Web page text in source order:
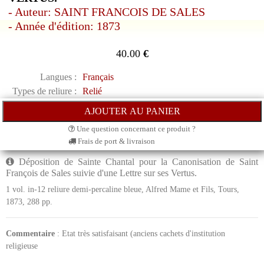
- Auteur: SAINT FRANCOIS DE SALES
- Année d'édition: 1873
40.00€
Langues :
Français
Types de reliure :
Relié
Une question concernant ce produit ?
Frais de port & livraison
Déposition de Sainte Chantal pour la Canonisation de Saint
François de Sales suivie d'une Lettre sur ses Vertus.
1 vol. in-12 reliure demi-percaline bleue, Alfred Mame et Fils, Tours,
1873, 288 pp.
Commentaire : Etat très satisfaisant (anciens cachets d'institution
religieuse